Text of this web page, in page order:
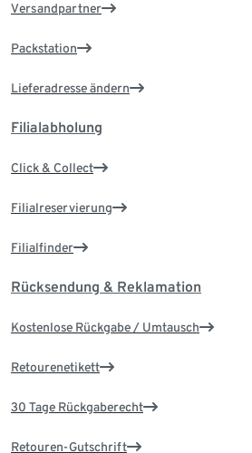
Versandpartner
Packstation
Lieferadresse ändern
Filialabholung
Click & Collect
Filialreservierung
Filialfinder
Rücksendung & Reklamation
Kostenlose Rückgabe / Umtausch
Retourenetikett
30 Tage Rückgaberecht
Retouren-Gutschrift